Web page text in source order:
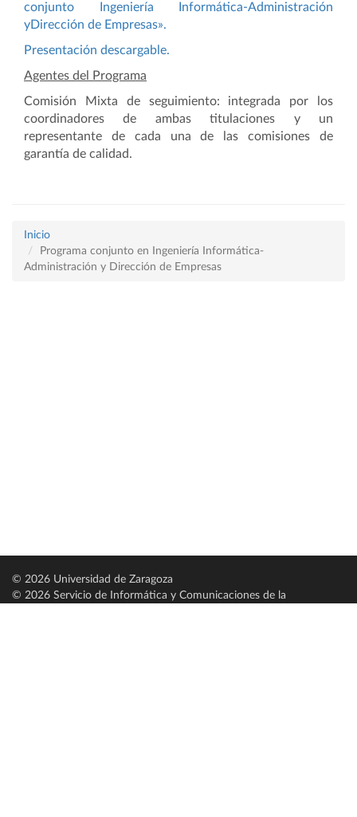
conjunto Ingeniería Informática-Administración
yDirección de Empresas».
Presentación descargable.
Agentes del Programa
Comisión Mixta de seguimiento: integrada por los
coordinadores de ambas titulaciones y un
representante de cada una de las comisiones de
garantía de calidad.
Inicio
Programa conjunto en Ingeniería Informática-
Administración y Dirección de Empresas
© 2026 Universidad de Zaragoza
© 2026 Servicio de Informática y Comunicaciones de la